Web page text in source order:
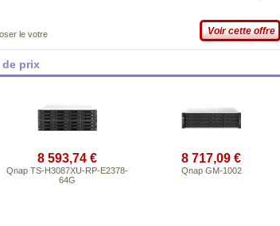
le votre
Voir cette offre
prix
8 593,74 €
Qnap TS-H3087XU-RP-E2378-
64G
8 717,09 €
Qnap GM-1002